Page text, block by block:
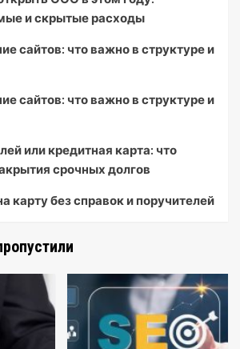
и скрытые расходы
сайтов: что важно в структуре и
сайтов: что важно в структуре и
или кредитная карта: что
срочных долгов
карту без справок и поручителей